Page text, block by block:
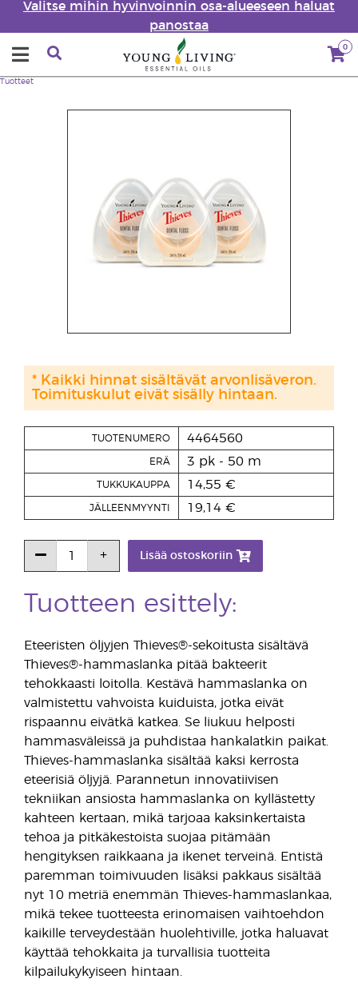
Valitse mihin hyvinvoinnin osa-alueeseen haluat
panostaa
0
Tuotteet
Tuotteen esittely:
Eteeristen öljyjen Thieves®-sekoitusta sisältävä
Thieves®-hammaslanka pitää bakteerit
tehokkaasti loitolla. Kestävä hammaslanka on
valmistettu vahvoista kuiduista, jotka eivät
rispaannu eivätkä katkea. Se liukuu helposti
hammasväleissä ja puhdistaa hankalatkin paikat.
Thieves-hammaslanka sisältää kaksi kerrosta
eteerisiä öljyjä. Parannetun innovatiivisen
tekniikan ansiosta hammaslanka on kyllästetty
kahteen kertaan, mikä tarjoaa kaksinkertaista
tehoa ja pitkäkestoista suojaa pitämään
hengityksen raikkaana ja ikenet terveinä. Entistä
paremman toimivuuden lisäksi pakkaus sisältää
nyt 10 metriä enemmän Thieves-hammaslankaa,
mikä tekee tuotteesta erinomaisen vaihtoehdon
kaikille terveydestään huolehtiville, jotka haluavat
käyttää tehokkaita ja turvallisia tuotteita
kilpailukykyiseen hintaan.
TUOTENUMERO 4464560
ERÄ 3 pk - 50 m
TUKKUKAUPPA 14,55 €
JÄLLEENMYYNTI 19,14 €
Lisää ostoskoriin
* Kaikki hinnat sisältävät arvonlisäveron.
Toimituskulut eivät sisälly hintaan.